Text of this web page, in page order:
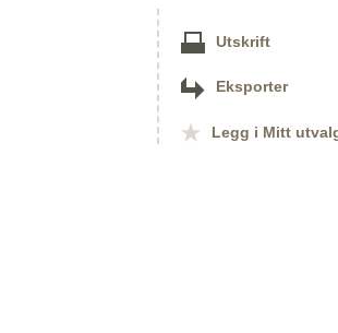
Utskrift
Eksporter
Legg i Mitt